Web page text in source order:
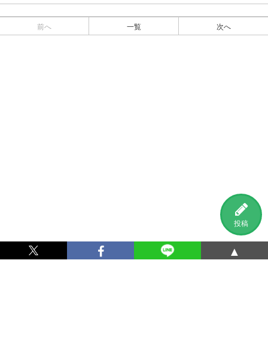
投稿
前へ 一覧 次へ
▲